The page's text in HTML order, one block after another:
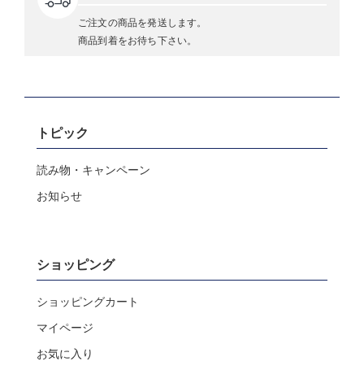
ご注文の商品を発送します。
商品到着をお待ち下さい。
トピック
読み物・キャンペーン
お知らせ
ショッピング
ショッピングカート
マイページ
お気に入り